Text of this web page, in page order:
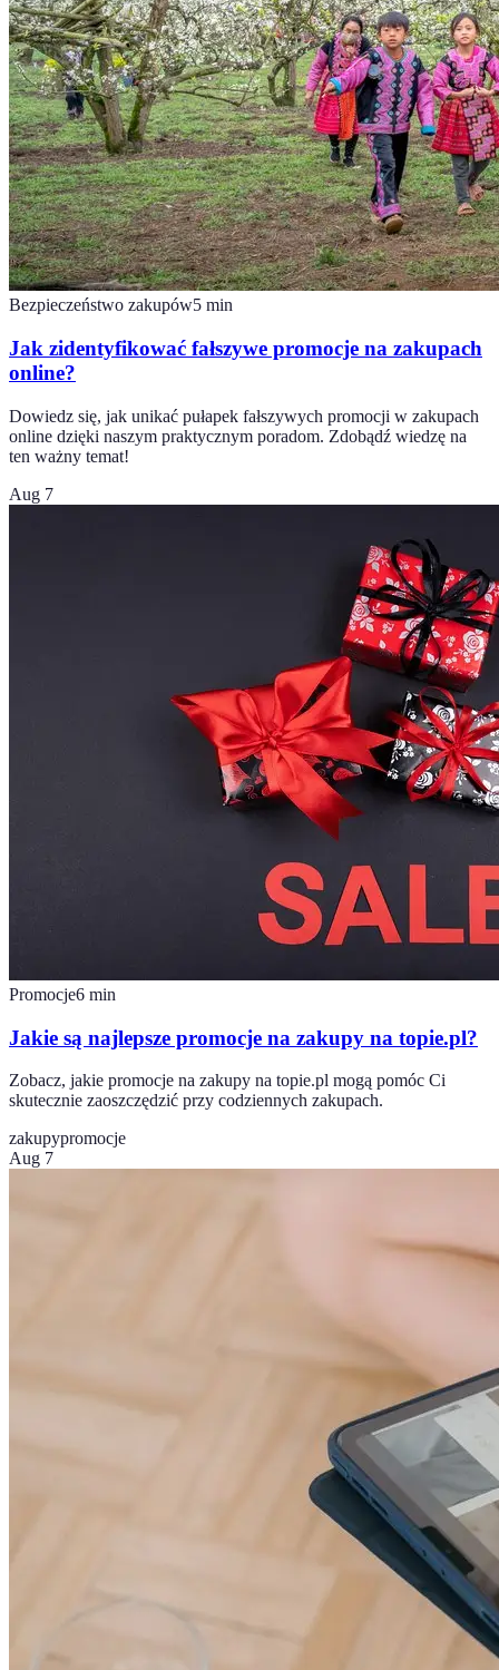
Bezpieczeństwo zakupów5 min
Jak zidentyfikować fałszywe promocje na zakupach
online?
Dowiedz się, jak unikać pułapek fałszywych promocji w zakupach
online dzięki naszym praktycznym poradom. Zdobądź wiedzę na
ten ważny temat!
Aug 7
Promocje6 min
Jakie są najlepsze promocje na zakupy na topie.pl?
Zobacz, jakie promocje na zakupy na topie.pl mogą pomóc Ci
skutecznie zaoszczędzić przy codziennych zakupach.
zakupypromocje
Aug 7